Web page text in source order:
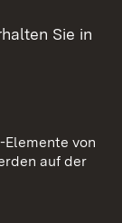
Sie in
von
auf der